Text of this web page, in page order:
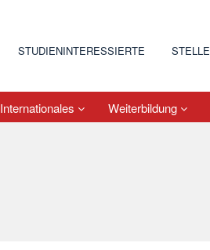
STUDIENINTERESSIERTE
Internationales Weiterbildung